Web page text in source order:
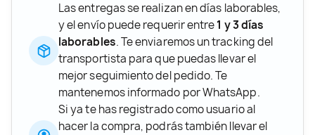
Las entregas se realizan en días laborables,
y el envío puede requerir entre1 y 3 días
laborables. Te enviaremos un tracking del
transportista para que puedas llevar el
mejor seguimiento del pedido. Te
mantenemos informado por WhatsApp.
Si ya te has registrado como usuario al
hacer la compra, podrás también llevar el